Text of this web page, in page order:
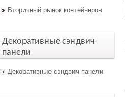
Вторичный рынок контейнеров
Декоративные сэндвич-
панели
Декоративные сэндвич-панели